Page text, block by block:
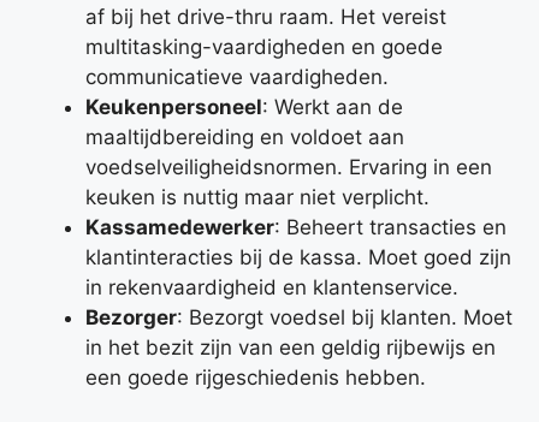
af bij het drive-thru raam. Het vereist
multitasking-vaardigheden en goede
communicatieve vaardigheden.
Keukenpersoneel: Werkt aan de
maaltijdbereiding en voldoet aan
voedselveiligheidsnormen. Ervaring in een
keuken is nuttig maar niet verplicht.
Kassamedewerker: Beheert transacties en
klantinteracties bij de kassa. Moet goed zijn
in rekenvaardigheid en klantenservice.
Bezorger: Bezorgt voedsel bij klanten. Moet
in het bezit zijn van een geldig rijbewijs en
een goede rijgeschiedenis hebben.